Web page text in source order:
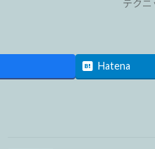
テクニ
Hatena